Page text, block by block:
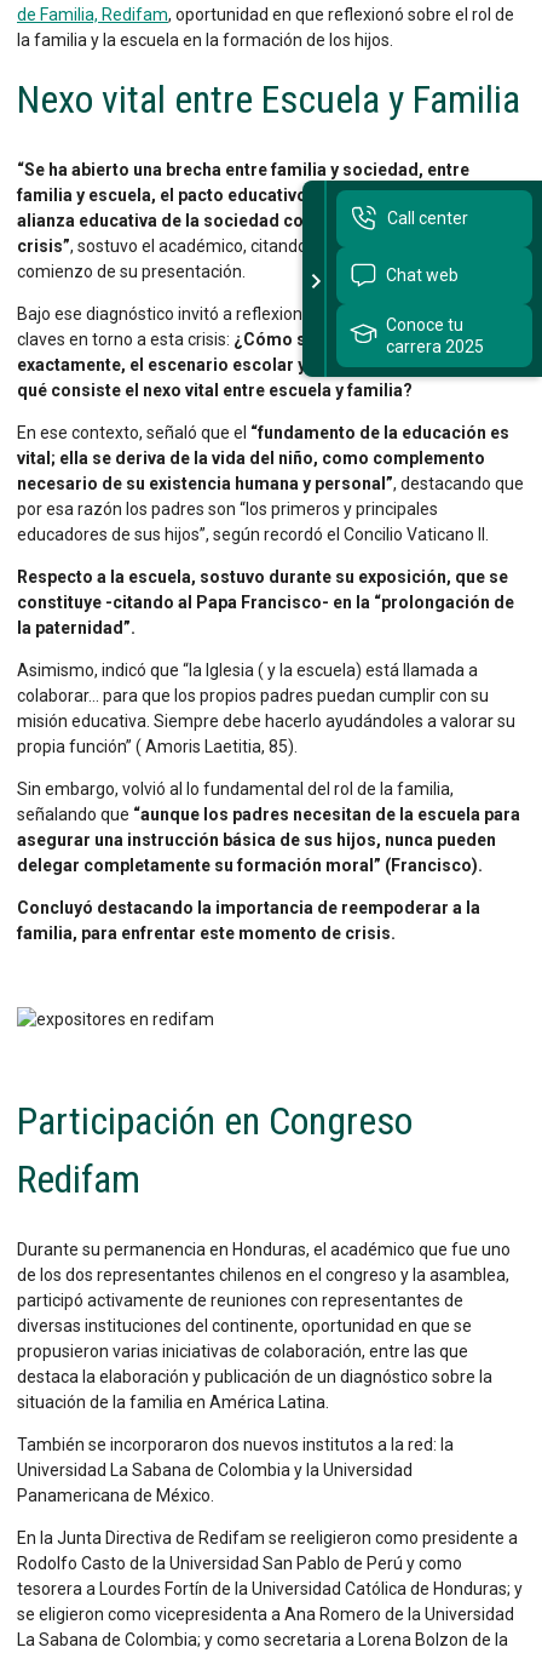
Egresados
Chat
de Familia, Redifam, oportunidad en que reflexionó sobre el rol de
la familia y la escuela en la formación de los hijos.
Nexo vital entre Escuela y Familia
“Se ha abierto una brecha entre familia y sociedad, entre
familia y escuela, el pacto educativo hoy se ha roto; y así, la
alianza educativa de la sociedad con la familia ha entrado en
crisis”, sostuvo el académico, citando al Papa Franciso al
comienzo de su presentación.
Bajo ese diagnóstico invitó a reflexionar planteando dos preguntas
claves en torno a esta crisis: ¿Cómo se deberían complementar,
exactamente, el escenario escolar y el escenario familiar? ¿En
qué consiste el nexo vital entre escuela y familia?
En ese contexto, señaló que el “fundamento de la educación es
vital; ella se deriva de la vida del niño, como complemento
necesario de su existencia humana y personal”, destacando que
por esa razón los padres son “los primeros y principales
educadores de sus hijos”, según recordó el Concilio Vaticano II.
Respecto a la escuela, sostuvo durante su exposición, que se
constituye -citando al Papa Francisco- en la “prolongación de
la paternidad”.
Asimismo, indicó que “la Iglesia ( y la escuela) está llamada a
colaborar… para que los propios padres puedan cumplir con su
misión educativa. Siempre debe hacerlo ayudándoles a valorar su
propia función” ( Amoris Laetitia, 85).
Sin embargo, volvió al lo fundamental del rol de la familia,
señalando que “aunque los padres necesitan de la escuela para
asegurar una instrucción básica de sus hijos, nunca pueden
delegar completamente su formación moral” (Francisco).
Concluyó destacando la importancia de reempoderar a la
familia, para enfrentar este momento de crisis.
Participación en Congreso
Redifam
Durante su permanencia en Honduras, el académico que fue uno
de los dos representantes chilenos en el congreso y la asamblea,
participó activamente de reuniones con representantes de
diversas instituciones del continente, oportunidad en que se
propusieron varias iniciativas de colaboración, entre las que
destaca la elaboración y publicación de un diagnóstico sobre la
situación de la familia en América Latina.
También se incorporaron dos nuevos institutos a la red: la
Universidad La Sabana de Colombia y la Universidad
Panamericana de México.
En la Junta Directiva de Redifam se reeligieron como presidente a
Rodolfo Casto de la Universidad San Pablo de Perú y como
tesorera a Lourdes Fortín de la Universidad Católica de Honduras; y
se eligieron como vicepresidenta a Ana Romero de la Universidad
La Sabana de Colombia; y como secretaria a Lorena Bolzon de la
Call center
Chat web
Conoce tu
carrera 2025